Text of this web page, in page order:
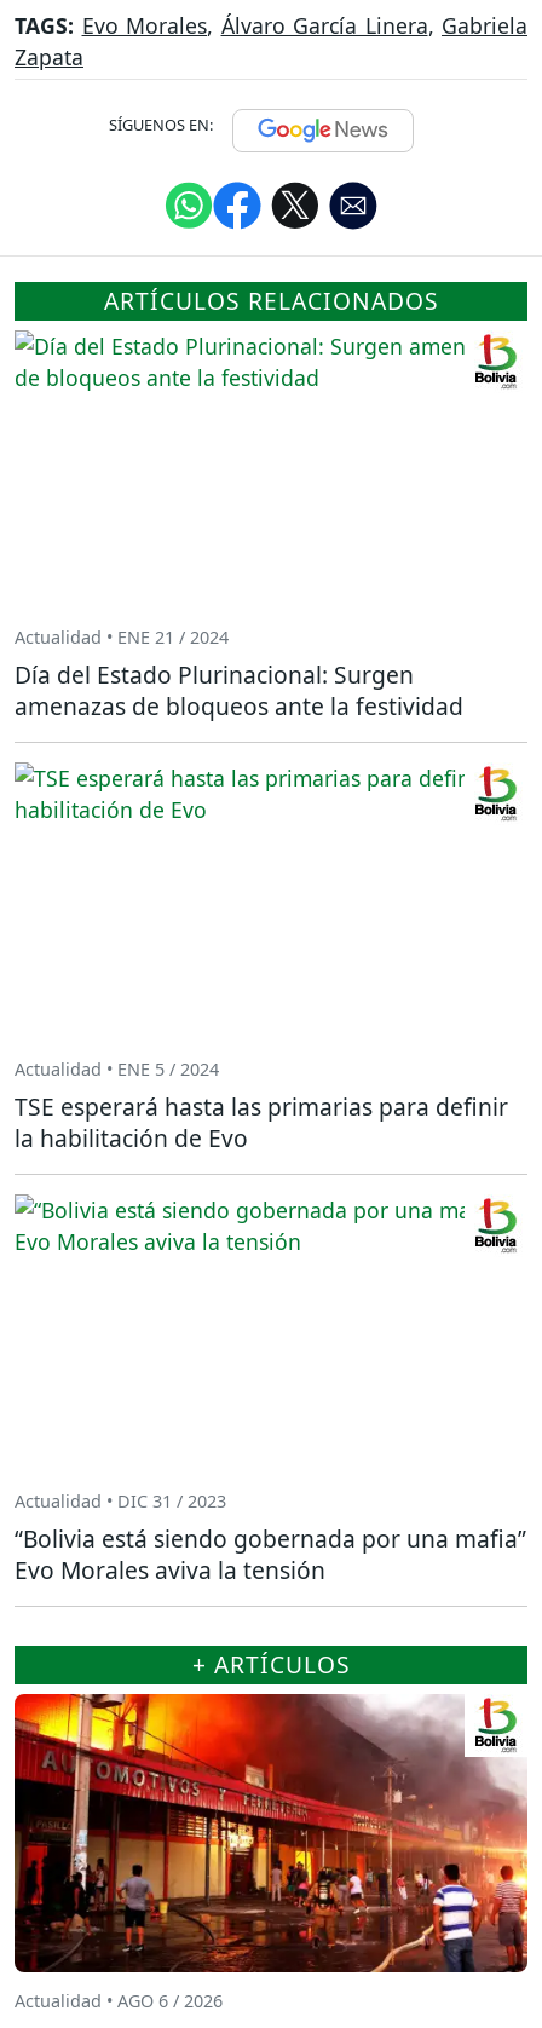
TAGS: Evo Morales, Álvaro García Linera, Gabriela
Zapata
SÍGUENOS EN:
ARTÍCULOS RELACIONADOS
Actualidad • ENE 21 / 2024
Día del Estado Plurinacional: Surgen
amenazas de bloqueos ante la festividad
Actualidad • ENE 5 / 2024
TSE esperará hasta las primarias para definir
la habilitación de Evo
Actualidad • DIC 31 / 2023
“Bolivia está siendo gobernada por una mafia”
Evo Morales aviva la tensión
+ ARTÍCULOS
Actualidad • AGO 6 / 2026